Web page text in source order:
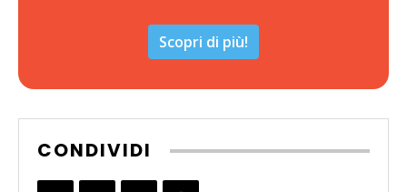
Scopri di più!
CONDIVIDI